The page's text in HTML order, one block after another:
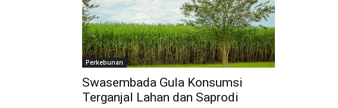
Perkebunan
Swasembada Gula Konsumsi
Terganjal Lahan dan Saprodi